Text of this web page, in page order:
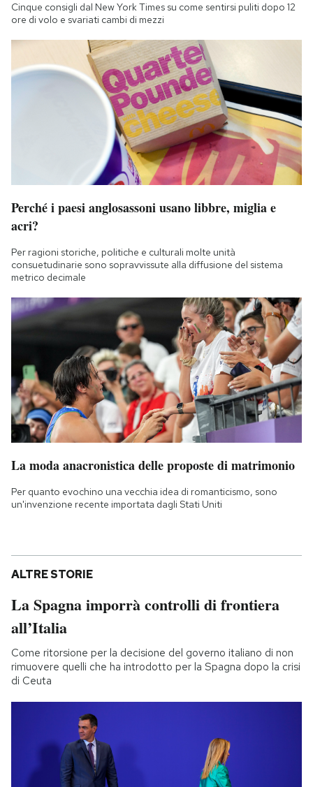
Cinque consigli dal New York Times su come sentirsi puliti dopo 12
ore di volo e svariati cambi di mezzi
Perché i paesi anglosassoni usano libbre, miglia e
acri?
Per ragioni storiche, politiche e culturali molte unità
consuetudinarie sono sopravvissute alla diffusione del sistema
metrico decimale
La moda anacronistica delle proposte di matrimonio
Per quanto evochino una vecchia idea di romanticismo, sono
un'invenzione recente importata dagli Stati Uniti
ALTRE STORIE
La Spagna imporrà controlli di frontiera
all’Italia
Come ritorsione per la decisione del governo italiano di non
rimuovere quelli che ha introdotto per la Spagna dopo la crisi
di Ceuta